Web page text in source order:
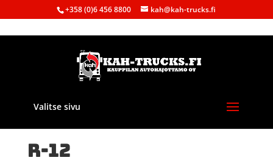
+358 (0)6 456 8800 kah@kah-trucks.fi
Valitse sivu
R-12